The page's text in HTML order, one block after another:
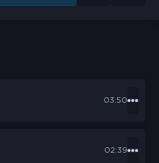
03:50
02:39